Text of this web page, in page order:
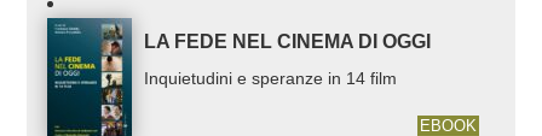
LA FEDE NEL CINEMA DI OGGI
Inquietudini e speranze in 14 film
EBOOK